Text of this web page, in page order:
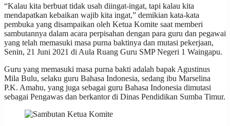
“Kalau kita berbuat tidak usah diingat-ingat, tapi kalau kita
mendapatkan kebaikan wajib kita ingat,” demikian kata-kata
pembuka yang disampaikan oleh Ketua Komite saat memberi
sambutannya dalam acara perpisahan dengan para guru dan pegawai
yang telah memasuki masa purna baktinya dan mutasi pekerjaan,
Senin, 21 Juni 2021 di Aula Ruang Guru SMP Negeri 1 Waingapu.
Guru yang memasuki masa purna bakti adalah bapak Agustinus
Mila Bulu, selaku guru Bahasa Indonesia, sedang ibu Marselina
P.K. Amahu, yang juga sebagai guru Bahasa Indonesia dimutasi
sebagai Pengawas dan berkantor di Dinas Pendidikan Sumba Timur.